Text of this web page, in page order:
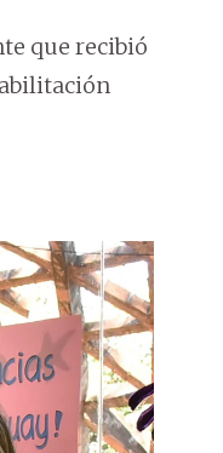
que recibió